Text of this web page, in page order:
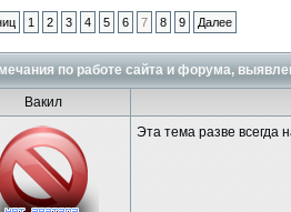
1 2 3 4 5 6 7 8 9 Далее
по работе сайта и форума,
Вакил
Эта тема разве всегда